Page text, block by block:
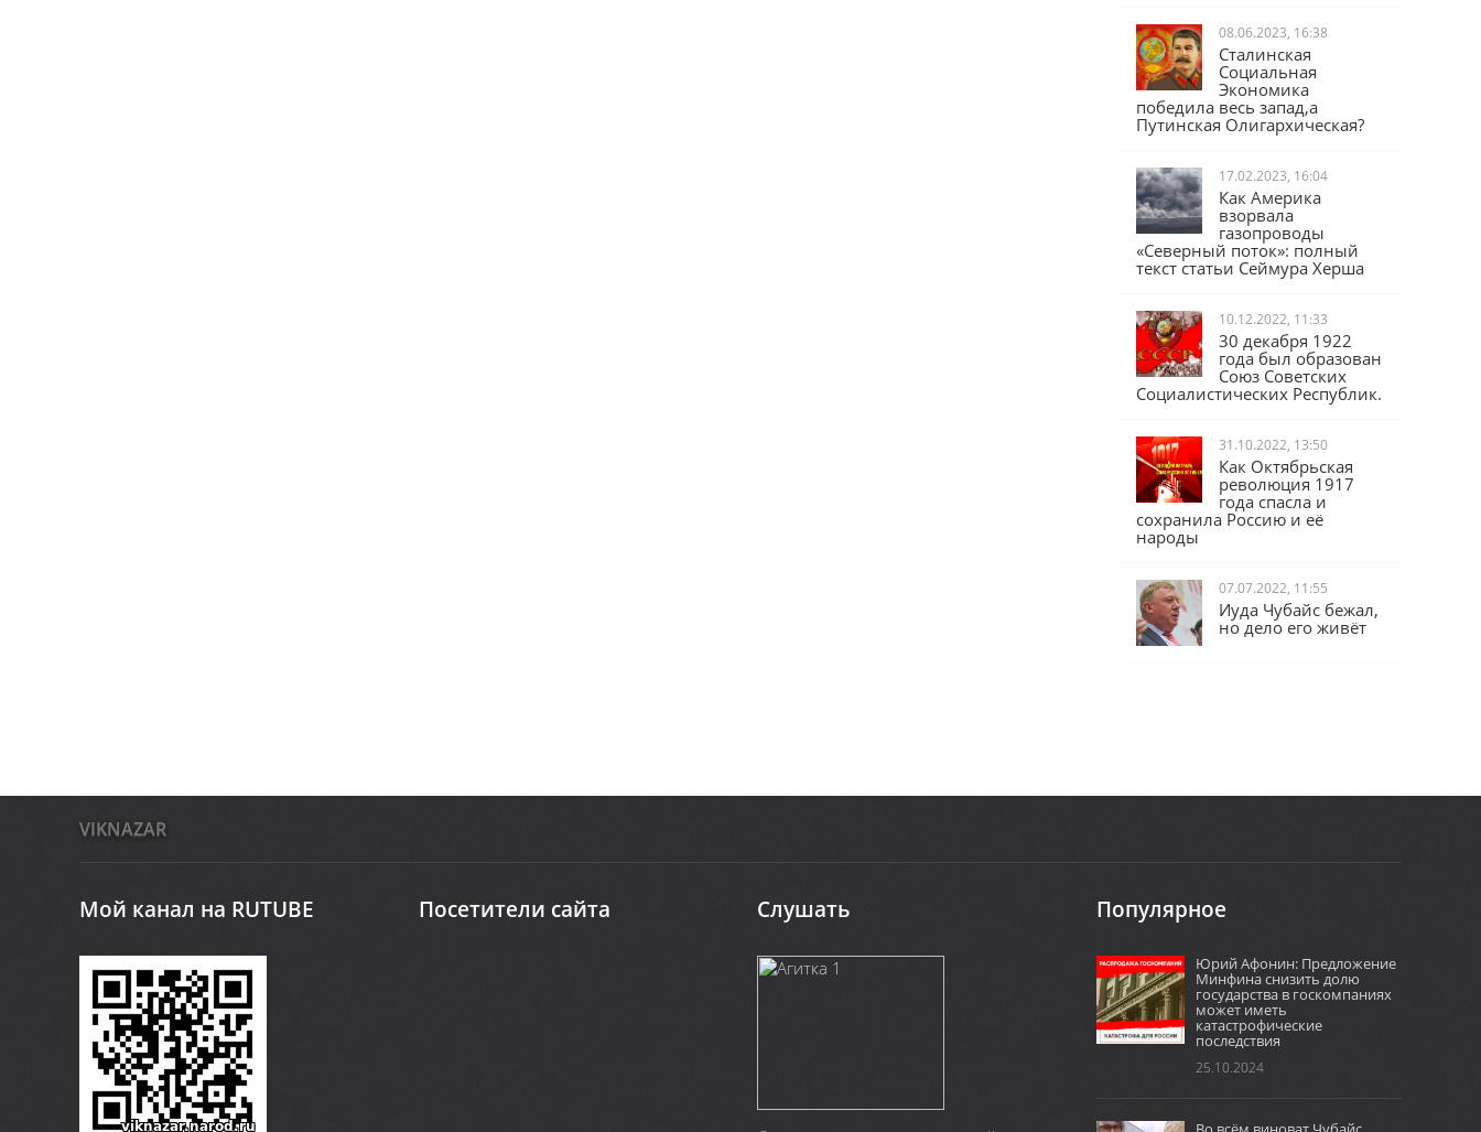
08.06.2023, 16:38
Сталинская
Социальная
Экономика
победила весь запад,а
Путинская Олигархическая?
17.02.2023, 16:04
Как Америка
взорвала
газопроводы
«Северный поток»: полный
текст статьи Сеймура Херша
10.12.2022, 11:33
30 декабря 1922
года был образован
Союз Советских
Социалистических Республик.
31.10.2022, 13:50
Как Октябрьская
революция 1917
года спасла и
сохранила Россию и её
народы
07.07.2022, 11:55
Иуда Чубайс бежал,
но дело его живёт
VIKNAZAR
Мой канал на RUTUBE Посетители сайта Слушать Популярное
Юрий Афонин: Предложение
Минфина снизить долю
государства в госкомпаниях
может иметь
катастрофические
последствия
25.10.2024